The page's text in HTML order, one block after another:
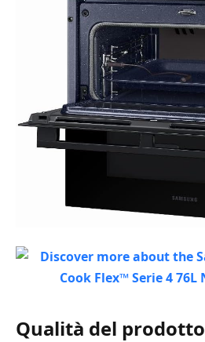
Qualità del prodotto